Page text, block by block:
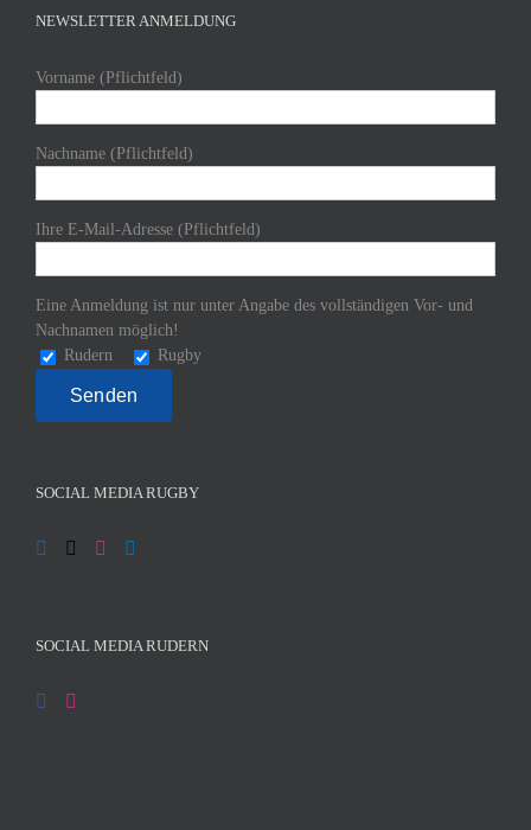
NEWSLETTER ANMELDUNG
Vorname (Pflichtfeld)
Nachname (Pflichtfeld)
Ihre E-Mail-Adresse (Pflichtfeld)
Eine Anmeldung ist nur unter Angabe des vollständigen Vor- und
Nachnamen möglich!
Rudern
Rugby
SOCIAL MEDIA RUGBY
SOCIAL MEDIA RUDERN